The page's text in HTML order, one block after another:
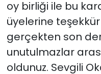
oy birliği ile bu
üyelerine
gerçekten son
unutulmazlar
oldunuz. Sevgili